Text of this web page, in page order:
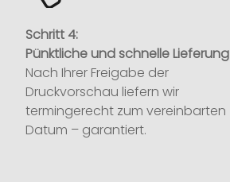
Schritt 4:
Pünktliche und schnelle Lieferung
Nach Ihrer Freigabe der
Druckvorschau liefern wir
termingerecht zum vereinbarten
Datum – garantiert.